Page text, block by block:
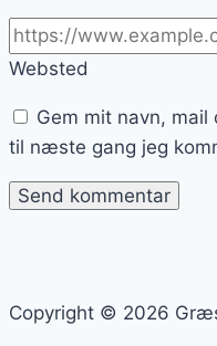
Websted
Gem mit navn,
til næste gang jeg
Copyright © 2026